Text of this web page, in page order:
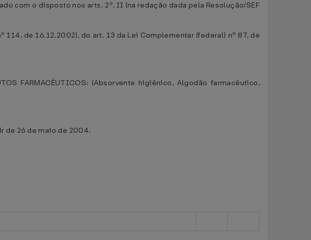
com o disposto nos arts. 2º, II (na redação dada pela Resolução/SEF
de 16.12.2002), do art. 13 da Lei Complementar (federal) nº 87, de
FARMACÊUTICOS: (Absorvente higiênico, Algodão farmacêutico,
de 26 de maio de 2004.